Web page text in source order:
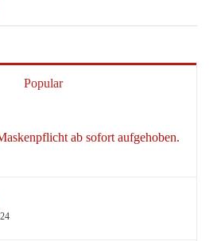
Popular
ab sofort aufgehoben.